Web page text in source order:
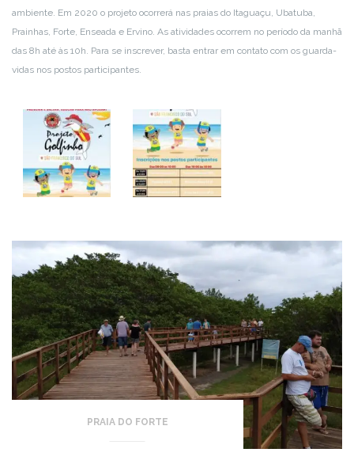
ambiente. Em 2020 o projeto ocorrerá nas praias do Itaguaçu, Ubatuba,
Prainhas, Forte, Enseada e Ervino. As atividades ocorrem no período da manhã
das 8h até às 10h. Para se inscrever, basta entrar em contato com os guarda-
vidas nos postos participantes.
PRAIA DO FORTE